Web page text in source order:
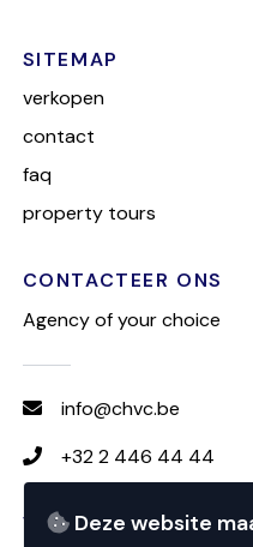
Deze website
SITEMAP
verkopen
contact
faq
property tours
CONTACTEER ONS
Agency of your choice
info@chvc.be
+32 2 446 44 44
VOLG CHVC